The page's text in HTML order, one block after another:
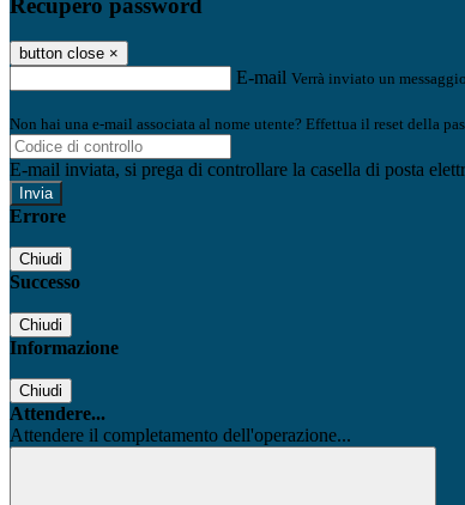
button close ×
E-mail Verrà inviato un
Non hai una e-mail associata al nome utente? Effettua il reset della
E-mail inviata, si prega di controllare la casella di posta
Errore
Chiudi
Successo
Chiudi
Informazione
Chiudi
Attendere...
Attendere il completamento dell'operazione...